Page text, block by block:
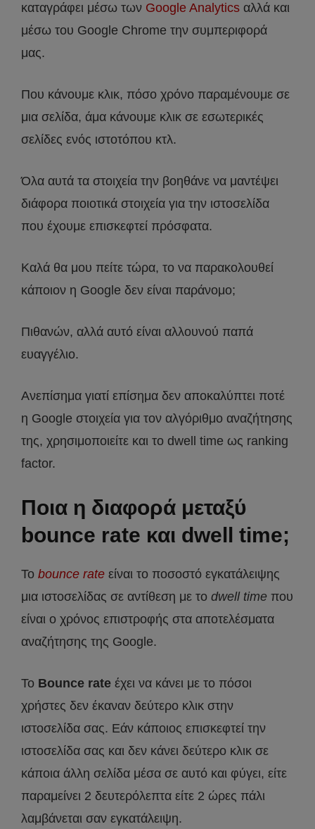
καταγράφει μέσω των Google Analytics αλλά και
μέσω του Google Chrome την συμπεριφορά
μας.
Που κάνουμε κλικ, πόσο χρόνο παραμένουμε σε
μια σελίδα, άμα κάνουμε κλικ σε εσωτερικές
σελίδες ενός ιστοτόπου κτλ.
Όλα αυτά τα στοιχεία την βοηθάνε να μαντέψει
διάφορα ποιοτικά στοιχεία για την ιστοσελίδα
που έχουμε επισκεφτεί πρόσφατα.
Καλά θα μου πείτε τώρα, το να παρακολουθεί
κάποιον η Google δεν είναι παράνομο;
Πιθανών, αλλά αυτό είναι αλλουνού παπά
ευαγγέλιο.
Ανεπίσημα γιατί επίσημα δεν αποκαλύπτει ποτέ
η Google στοιχεία για τον αλγόριθμο αναζήτησης
της, χρησιμοποιείτε και το dwell time ως ranking
factor.
Ποια η διαφορά μεταξύ
bounce rate και dwell time;
Το bounce rate είναι το ποσοστό εγκατάλειψης
μια ιστοσελίδας σε αντίθεση με το dwell time που
είναι ο χρόνος επιστροφής στα αποτελέσματα
αναζήτησης της Google.
To Bounce rate έχει να κάνει με το πόσοι
χρήστες δεν έκαναν δεύτερο κλικ στην
ιστοσελίδα σας. Εάν κάποιος επισκεφτεί την
ιστοσελίδα σας και δεν κάνει δεύτερο κλικ σε
κάποια άλλη σελίδα μέσα σε αυτό και φύγει, είτε
παραμείνει 2 δευτερόλεπτα είτε 2 ώρες πάλι
λαμβάνεται σαν εγκατάλειψη.